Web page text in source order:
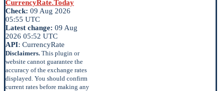
CurrencyRate.Today
Check: 09 Aug 2026
05:55 UTC
Latest change: 09 Aug
2026 05:52 UTC
API: CurrencyRate
Disclaimers. This plugin or
website cannot guarantee the
accuracy of the exchange rates
displayed. You should confirm
current rates before making any